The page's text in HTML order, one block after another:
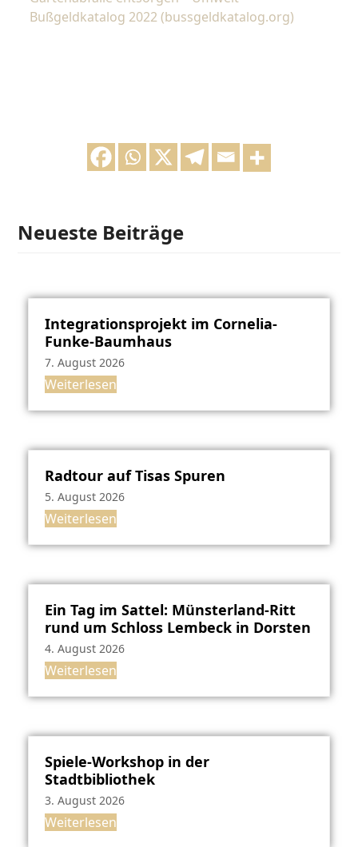
Bußgeldkatalog 2022 (bussgeldkatalog.org)
Neueste Beiträge
Integrationsprojekt im Cornelia-
Funke-Baumhaus
7. August 2026
Weiterlesen
Radtour auf Tisas Spuren
5. August 2026
Weiterlesen
Ein Tag im Sattel: Münsterland-Ritt
rund um Schloss Lembeck in Dorsten
4. August 2026
Weiterlesen
Spiele-Workshop in der
Stadtbibliothek
3. August 2026
Weiterlesen